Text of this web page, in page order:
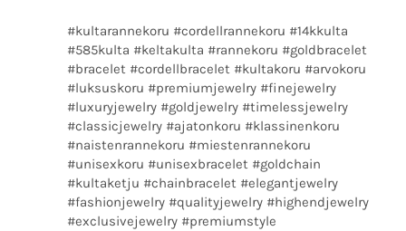
#kultarannekoru #cordellrannekoru #14kkulta
#585kulta #keltakulta #rannekoru #goldbracelet
#bracelet #cordellbracelet #kultakoru #arvokoru
#luksuskoru #premiumjewelry #finejewelry
#luxuryjewelry #goldjewelry #timelessjewelry
#classicjewelry #ajatonkoru #klassinenkoru
#naistenrannekoru #miestenrannekoru
#unisexkoru #unisexbracelet #goldchain
#kultaketju #chainbracelet #elegantjewelry
#fashionjewelry #qualityjewelry #highendjewelry
#exclusivejewelry #premiumstyle